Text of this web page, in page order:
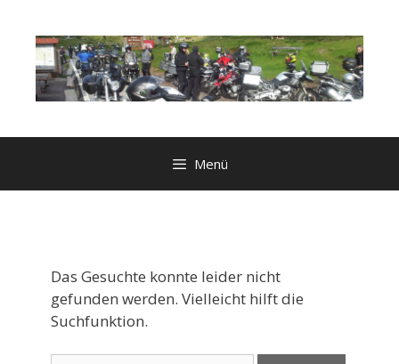
Inhalt
springen
Menü
Das Gesuchte konnte leider nicht
gefunden werden. Vielleicht hilft die
Suchfunktion.